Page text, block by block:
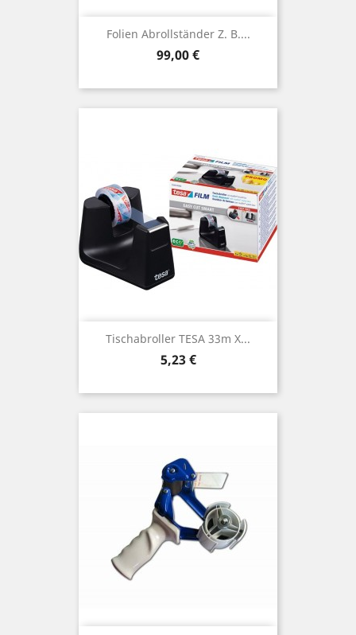
Folien Abrollständer Z. B....
Preis
99,00 €
Tischabroller TESA 33m X...
Preis
5,23 €